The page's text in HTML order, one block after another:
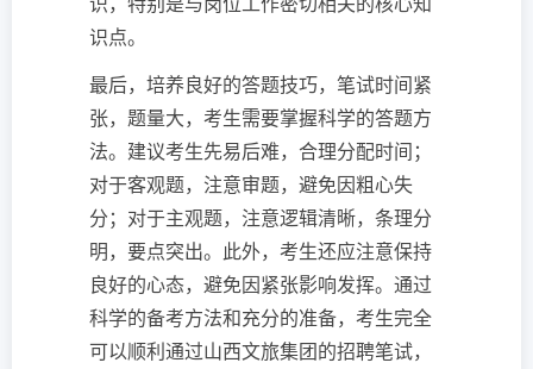
识点。
最后，培养良好的答题技巧，笔试时间紧
张，题量大，考生需要掌握科学的答题方
法。建议考生先易后难，合理分配时间；
对于客观题，注意审题，避免因粗心失
分；对于主观题，注意逻辑清晰，条理分
明，要点突出。此外，考生还应注意保持
良好的心态，避免因紧张影响发挥。通过
科学的备考方法和充分的准备，考生完全
可以顺利通过山西文旅集团的招聘笔试，